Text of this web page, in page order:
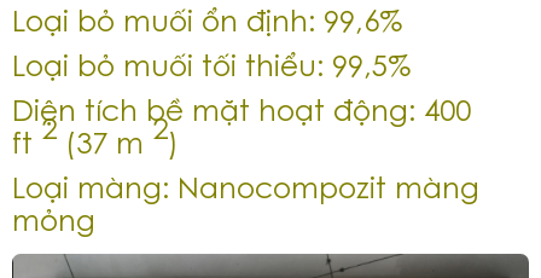
Loại bỏ muối ổn định: 99,6%
Loại bỏ muối tối thiểu: 99,5%
Diện tích bề mặt hoạt động: 400
ft 2 (37 m 2)
Loại màng: Nanocompozit màng
mỏng